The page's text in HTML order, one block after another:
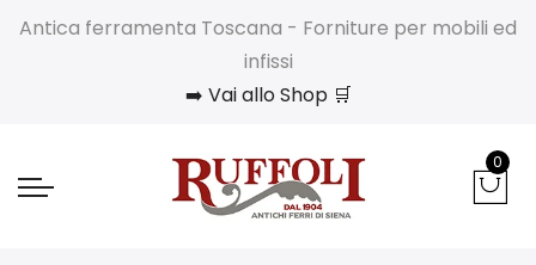
Antica ferramenta Toscana - Forniture per mobili ed
infissi
➡️ Vai allo Shop 🛒
0